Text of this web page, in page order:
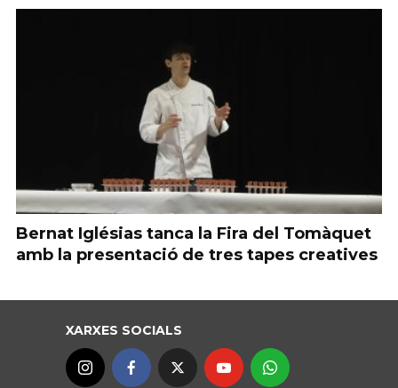
Bernat Iglésias tanca la Fira del Tomàquet
amb la presentació de tres tapes creatives
XARXES SOCIALS